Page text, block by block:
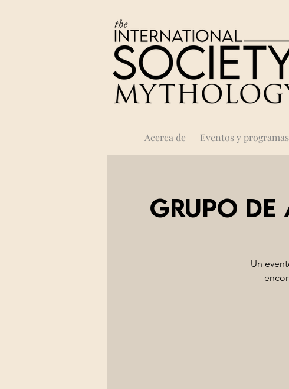
Acerca de Eventos y programas
Grupo de
Un